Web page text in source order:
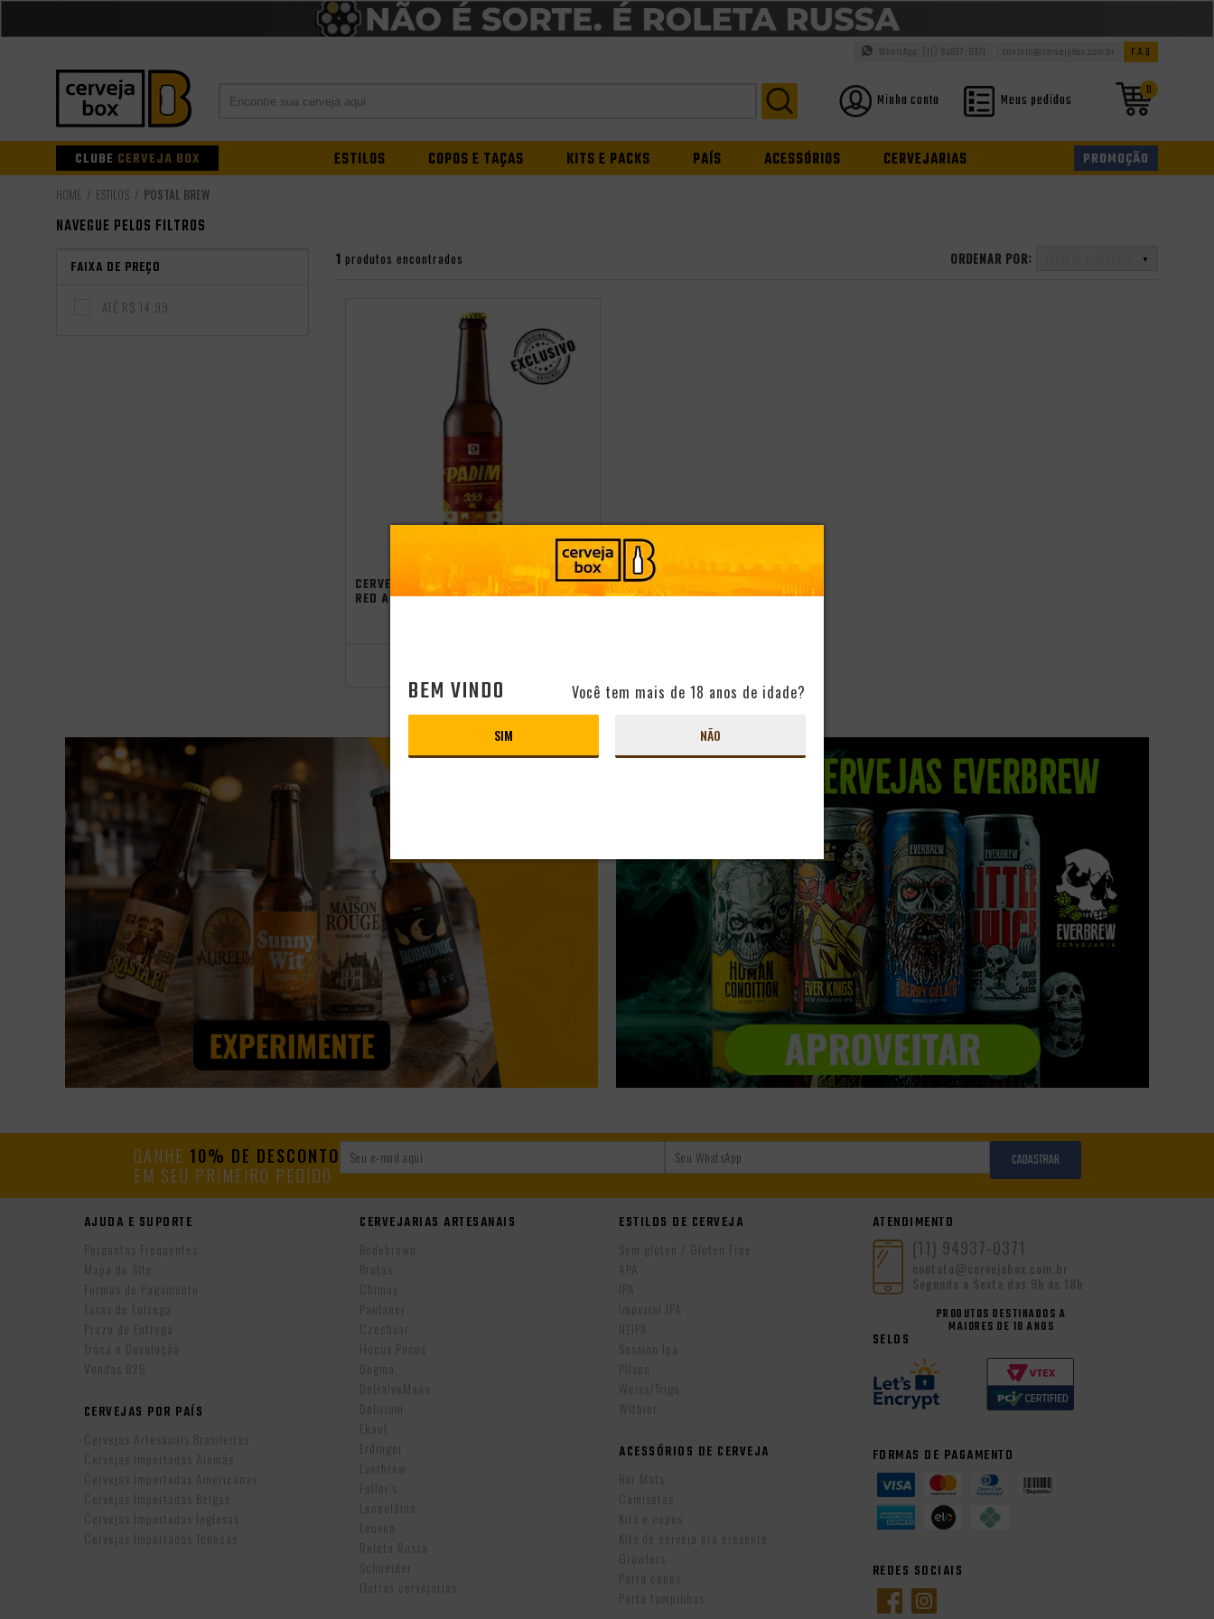
F.A.Q
contato@cervejabox.com.br
WhatsApp: (11) 94937-0371
0
Minha conta Meus pedidos
CLUBE CERVEJA BOX ESTILOS COPOS E TAÇAS KITS E PACKS PAÍS ACESSÓRIOS CERVEJARIAS PROMOÇÃO
ESTILOS POSTAL BREW
NAVEGUE PELOS FILTROS
FAIXA DE PREÇO
ATÉ R$ 14,99
1 produtos encontrados ORDENAR POR:
CERVEJA POSTAL BREW PADIM
RED ALE COM AMENDOIM 355ML
GANHE 10% DE DESCONTO
EM SEU PRIMEIRO PEDIDO
CADASTRAR
AJUDA E SUPORTE
Perguntas Frequentes
Mapa do Site
Formas de Pagamento
Taxas de Entrega
Prazo de Entrega
Troca e Devolução
Vendas B2B
CERVEJAS POR PAÍS
Cervejas Artesanais Brasileiras
Cervejas Importadas Alemãs
Cervejas Importadas Americanas
Cervejas Importadas Belgas
Cervejas Importadas Inglesas
Cervejas Importadas Tchecas
CERVEJARIAS ARTESANAIS
Bodebrown
Brotas
Chimay
Paulaner
Czechvar
Hocus Pocus
Dogma
DeHalveMaan
Delirium
Ekaut
Erdinger
Everbrew
Fuller’s
Leopoldina
Leuven
Roleta Russa
Schneider
Outras cervejarias
ESTILOS DE CERVEJA
Sem glúten / Gluten Free
APA
IPA
Imperial IPA
NEIPA
Session Ipa
Pilsen
Weiss/Trigo
Witbier
ACESSÓRIOS DE CERVEJA
Bar Mats
Camisetas
Kits e copos
Kits de cerveja pra presente
Growlers
Porta copos
Porta tampinhas
ATENDIMENTO
(11) 94937-0371
contato@cervejabox.com.br
Segunda a Sexta das 9h às 18h
PRODUTOS DESTINADOS A
MAIORES DE 18 ANOS
SELOS
FORMAS DE PAGAMENTO
REDES SOCIAIS
BEM VINDO Você tem mais de 18 anos de idade?
SIM NÃO